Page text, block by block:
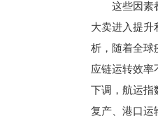
这些因素
大卖进入提升
析，随着全球
应链运转效率
下调，航运指
复产、港口运